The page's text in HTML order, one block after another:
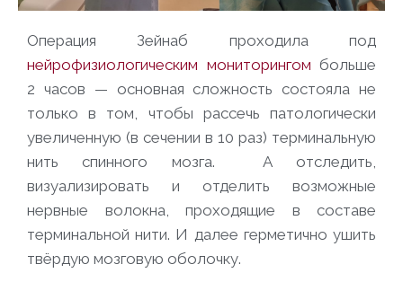
Операция Зейнаб проходила под
нейрофизиологическим мониторингом больше
2 часов — основная сложность состояла не
только в том, чтобы рассечь патологически
увеличенную (в сечении в 10 раз) терминальную
нить спинного мозга. А отследить,
визуализировать и отделить возможные
нервные волокна, проходящие в составе
терминальной нити. И далее герметично ушить
твёрдую мозговую оболочку.